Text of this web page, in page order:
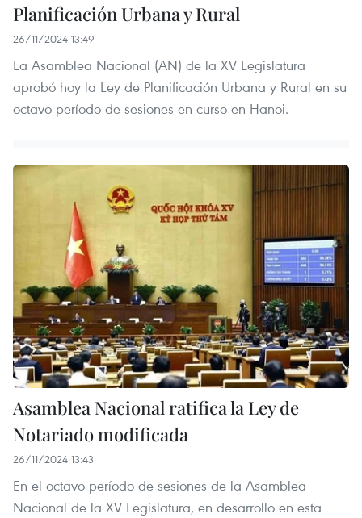
Planificación Urbana y Rural
26/11/2024 13:49
La Asamblea Nacional (AN) de la XV Legislatura
aprobó hoy la Ley de Planificación Urbana y Rural en su
octavo período de sesiones en curso en Hanoi.
Asamblea Nacional ratifica la Ley de
Notariado modificada
26/11/2024 13:43
En el octavo período de sesiones de la Asamblea
Nacional de la XV Legislatura, en desarrollo en esta